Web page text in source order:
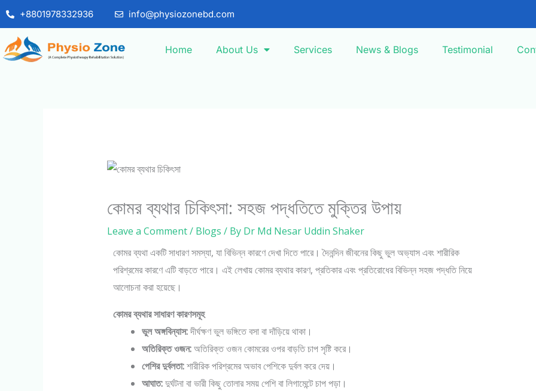
Skip
to
content
+8801978332936 info@physiozonebd.com
Home About Us Services News & Blogs Testimonial
কোমর ব্যথার চিকিৎসা: সহজ পদ্ধতিতে মুক্তির উপায়
Leave a Comment/ Blogs / By Dr Md Nesar Uddin Shaker
কোমর ব্যথা একটি সাধারণ সমস্যা, যা বিভিন্ন কারণে দেখা দিতে পারে। দৈনন্দিন জীবনের কিছু ভুল অভ্যাস এবং শারীরিক
পরিশ্রমের কারণে এটি বাড়তে পারে। এই লেখায় কোমর ব্যথার কারণ, প্রতিকার এবং প্রতিরোধের বিভিন্ন সহজ পদ্ধতি নিয়ে
আলোচনা করা হয়েছে।
কোমর ব্যথার সাধারণ কারণসমূহ
ভুল অঙ্গবিন্যাস:দীর্ঘক্ষণ ভুল ভঙ্গিতে বসা বা দাঁড়িয়ে থাকা।
অতিরিক্ত ওজন:অতিরিক্ত ওজন কোমরের ওপর বাড়তি চাপ সৃষ্টি করে।
পেশির দুর্বলতা:শারীরিক পরিশ্রমের অভাব পেশিকে দুর্বল করে দেয়।
আঘাত:দুর্ঘটনা বা ভারী কিছু তোলার সময় পেশি বা লিগামেন্টে চাপ পড়া।